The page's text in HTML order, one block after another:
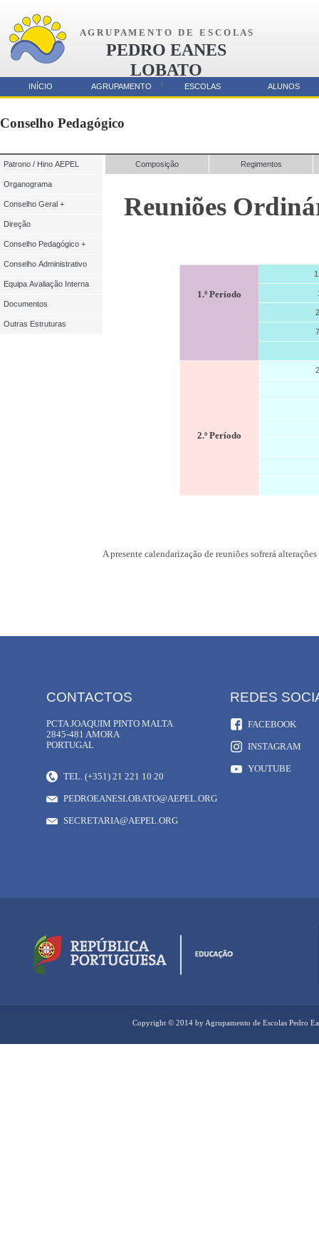
A G R U P A M E N T O D E E S C O L A S
PEDRO EANES
LOBATO
AMORA
1.º Período
2.º Período
A presente calendarização de reuniões sofrerá
Conselho Pedagógico
Reuniões
Composição Regimentos
Patrono / Hino AEPEL
Organograma
Conselho Geral +
Direção
Conselho Pedagógico +
Conselho Administrativo
Equipa Avaliação Interna
Documentos
Outras Estruturas
Parcerias
INÍCIO AGRUPAMENTO ESCOLAS ALUNOS
TEL. (+351) 21 221 10 20
PEDROEANESLOBATO@AEPEL.ORG
SECRETARIA@AEPEL.ORG
FACEBOOK
INSTAGRAM
YOUTUBE
CONTACTOS
PCTA JOAQUIM PINTO MALTA
2845-481 AMORA
PORTUGAL
REDES
Copyright © 2014 by Agrupamento de Escolas Pedro